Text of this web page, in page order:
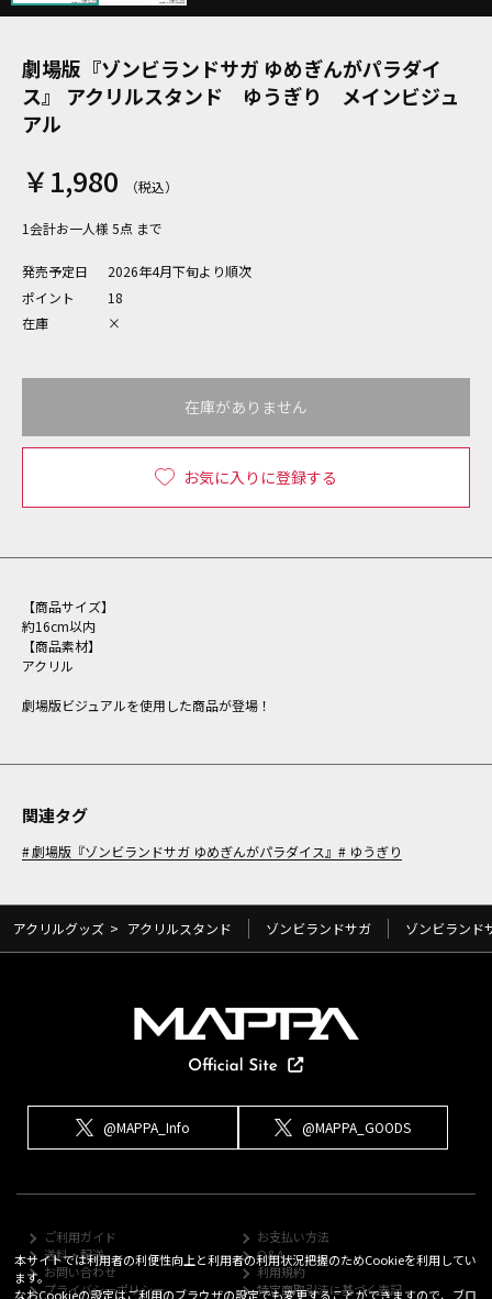
劇場版『ゾンビランドサガ ゆめぎんがパラダイ
ス』 アクリルスタンド ゆうぎり メインビジュ
アル
￥1,980
1会計お一人様 5点 まで
発売予定日
2026年4月下旬より順次
ポイント
18
在庫
×
お気に入りに登録する
在庫がありません
【商品サイズ】
約16cm以内
【商品素材】
アクリル
劇場版ビジュアルを使用した商品が登場！
関連タグ
劇場版『ゾンビランドサガ ゆめぎんがパラダイス』 ゆうぎり
アクリルグッズ > アクリルスタンド ゾンビランドサガ ゾンビランド
@MAPPA_Info @MAPPA_GOODS
ご利用ガイド
お支払い方法
送料・配送
Q&A
お問い合わせ
利用規約
プライバシーポリシー
特定商取引法に基づく表記
本サイトでは利用者の利便性向上と利用者の利用状況把握のためCookieを利用してい
ます。
なおCookieの設定はご利用のブラウザの設定でも変更することができますので、ブロ